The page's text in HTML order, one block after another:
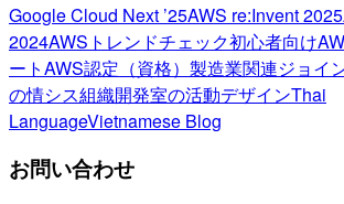
Google Cloud Next ’25AWS re:Invent 2025
2024AWSトレンドチェック初心者向け
ートAWS認定（資格） 製造業関連ジョイ
の情シス組織開発室の活動デザインThai
LanguageVietnamese Blog
お問い合わせ